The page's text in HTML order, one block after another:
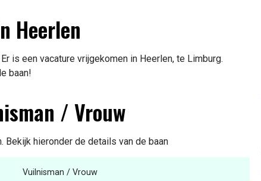
Heerlen
is een vacature vrijgekomen in Heerlen, te Limburg.
baan!
/ Vrouw
hieronder de details van de baan
Vuilnisman / Vrouw